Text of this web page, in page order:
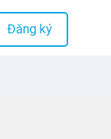
Đăng ký